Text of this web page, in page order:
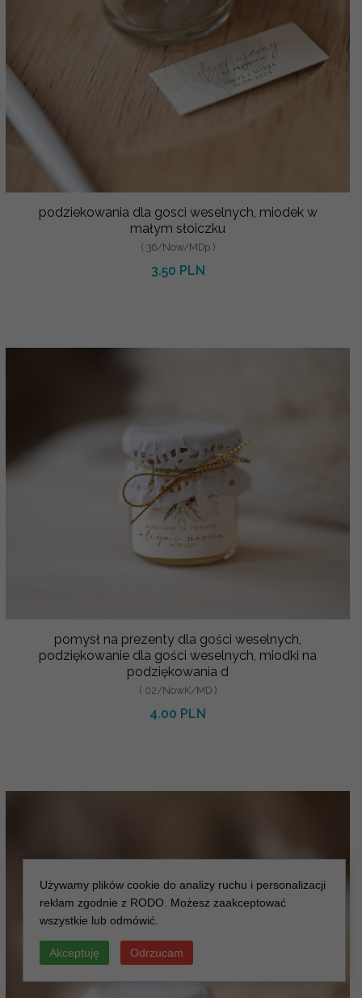
podziekowania dla gosci weselnych, miodek w
małym słoiczku
( 36/Now/MDp )
3.50 PLN
pomysł na prezenty dla gości weselnych,
podziękowanie dla gości weselnych, miodki na
podziękowania d
( 02/NowK/MD )
4.00 PLN
Używamy plików cookie do analizy ruchu i personalizacji
reklam zgodnie z RODO. Możesz zaakceptować
wszystkie lub odmówić.
Akceptuję Odrzucam